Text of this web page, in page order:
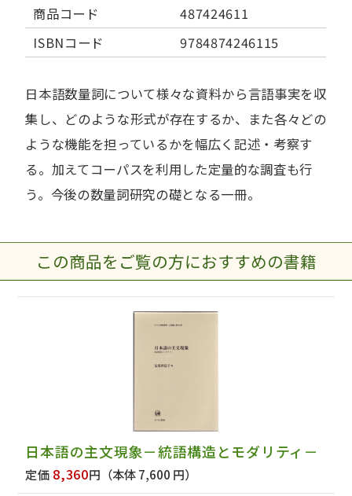
商品コード
487424611
ISBNコード
9784874246115
日本語数量詞について様々な資料から言語事実を収
集し、どのような形式が存在するか、また各々どの
ような機能を担っているかを幅広く記述・考察す
る。加えてコーパスを利用した定量的な調査も行
う。今後の数量詞研究の礎となる一冊。
この商品をご覧の方におすすめの書籍
日本語の主文現象－統語構造とモダリティ－
定価 8,360円 （本体 7,600 円）